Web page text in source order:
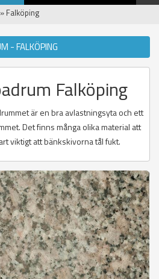
» Falköping
- FALKÖPING
Falköping
är en bra avlastningsyta och ett
Det finns många olika material att
viktigt att bänkskivorna tål fukt.